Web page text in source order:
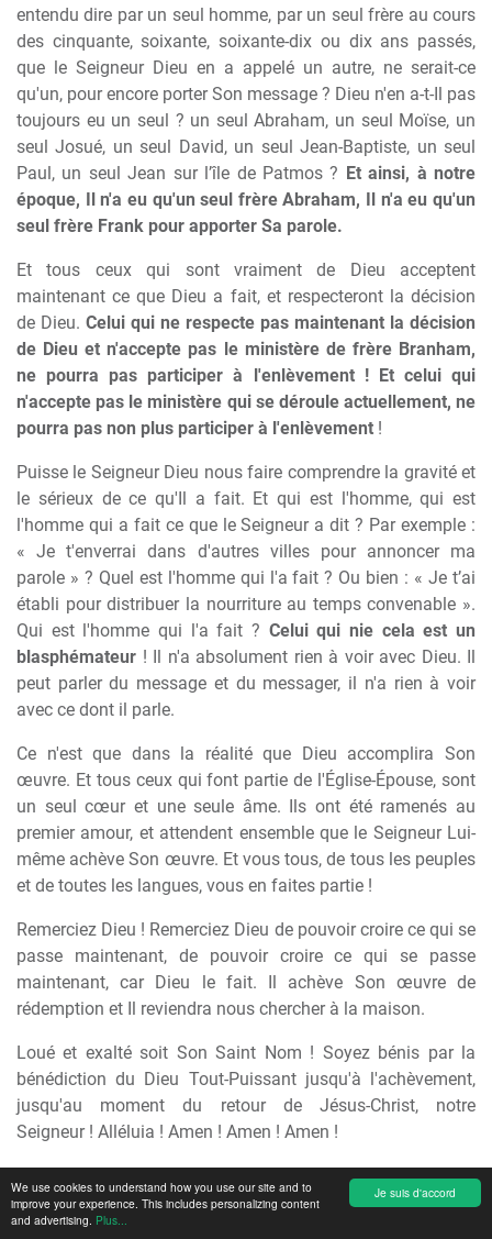
Je suis d'accord
We use cookies to understand how you use our site and to
improve your experience. This includes personalizing content
and advertising. Plus...
entendu dire par un seul homme, par un seul frère au cours
des cinquante, soixante, soixante-dix ou dix ans passés,
que le Seigneur Dieu en a appelé un autre, ne serait-ce
qu'un, pour encore porter Son message ? Dieu n'en a-t-Il pas
toujours eu un seul ? un seul Abraham, un seul Moïse, un
seul Josué, un seul David, un seul Jean-Baptiste, un seul
Paul, un seul Jean sur l’île de Patmos ? Et ainsi, à notre
époque, Il n'a eu qu'un seul frère Abraham, Il n'a eu qu'un
seul frère Frank pour apporter Sa parole.
Et tous ceux qui sont vraiment de Dieu acceptent
maintenant ce que Dieu a fait, et respecteront la décision
de Dieu. Celui qui ne respecte pas maintenant la décision
de Dieu et n'accepte pas le ministère de frère Branham,
ne pourra pas participer à l'enlèvement ! Et celui qui
n'accepte pas le ministère qui se déroule actuellement, ne
pourra pas non plus participer à l'enlèvement !
Puisse le Seigneur Dieu nous faire comprendre la gravité et
le sérieux de ce qu'Il a fait. Et qui est l'homme, qui est
l'homme qui a fait ce que le Seigneur a dit ? Par exemple :
« Je t'enverrai dans d'autres villes pour annoncer ma
parole » ? Quel est l'homme qui l'a fait ? Ou bien : « Je t’ai
établi pour distribuer la nourriture au temps convenable ».
Qui est l'homme qui l'a fait ? Celui qui nie cela est un
blasphémateur ! Il n'a absolument rien à voir avec Dieu. Il
peut parler du message et du messager, il n'a rien à voir
avec ce dont il parle.
Ce n'est que dans la réalité que Dieu accomplira Son
œuvre. Et tous ceux qui font partie de l'Église-Épouse, sont
un seul cœur et une seule âme. Ils ont été ramenés au
premier amour, et attendent ensemble que le Seigneur Lui-
même achève Son œuvre. Et vous tous, de tous les peuples
et de toutes les langues, vous en faites partie !
Remerciez Dieu ! Remerciez Dieu de pouvoir croire ce qui se
passe maintenant, de pouvoir croire ce qui se passe
maintenant, car Dieu le fait. Il achève Son œuvre de
rédemption et Il reviendra nous chercher à la maison.
Loué et exalté soit Son Saint Nom ! Soyez bénis par la
bénédiction du Dieu Tout-Puissant jusqu'à l'achèvement,
jusqu'au moment du retour de Jésus-Christ, notre
Seigneur ! Alléluia ! Amen ! Amen ! Amen !